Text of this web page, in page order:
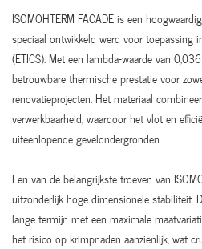
ISOMOHTERM FACADE is een
speciaal ontwikkeld werd voor toepassing
(ETICS). Met een lambda-waarde van
betrouwbare thermische prestatie voor
renovatieprojecten. Het materiaal
verwerkbaarheid, waardoor het vlot en
uiteenlopende gevelondergronden.
Een van de belangrijkste troeven van
uitzonderlijk hoge dimensionele stabiliteit.
lange termijn met een maximale
het risico op krimpnaden aanzienlijk, wat